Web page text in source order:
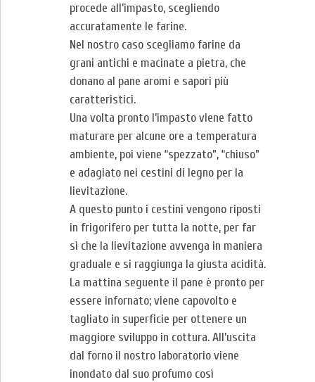
procede all’impasto, scegliendo
accuratamente le farine.
Nel nostro caso scegliamo farine da
grani antichi e macinate a pietra, che
donano al pane aromi e sapori più
caratteristici.
Una volta pronto l’impasto viene fatto
maturare per alcune ore a temperatura
ambiente, poi viene “spezzato”, “chiuso”
e adagiato nei cestini di legno per la
lievitazione.
A questo punto i cestini vengono riposti
in frigorifero per tutta la notte, per far
sì che la lievitazione avvenga in maniera
graduale e si raggiunga la giusta acidità.
La mattina seguente il pane è pronto per
essere infornato; viene capovolto e
tagliato in superficie per ottenere un
maggiore sviluppo in cottura. All’uscita
dal forno il nostro laboratorio viene
inondato dal suo profumo così